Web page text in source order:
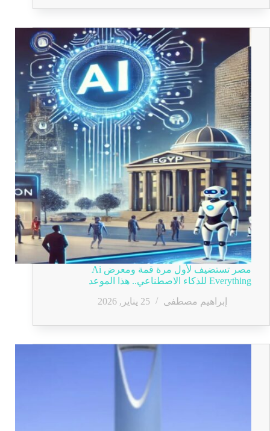
مصر تستضيف لأول مرة قمة ومعرض Ai
Everything للذكاء الاصطناعي.. هذا الموعد
إبراهيم مصطفى
25 يناير, 2026